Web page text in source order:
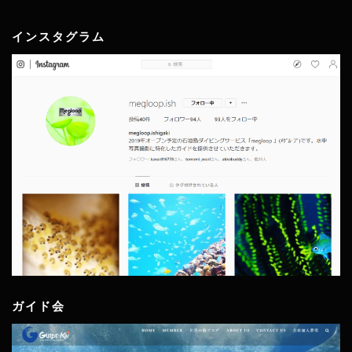
インスタグラム
ガイド会